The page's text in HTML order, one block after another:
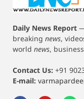
Daily News Report
breaking news,
world news,
Contact Us: +91
E-mail: